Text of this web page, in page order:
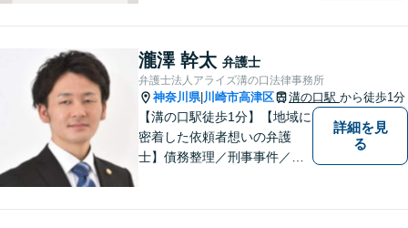
く、「その先の未来」も一緒
に考えてサポートいたしま
す。高齢者や障害のある方へ
のサポートの充実【武蔵溝ノ
口駅5分】【電話・メール・W
EB相談も対応】
瀧澤 幹太 弁護士
弁護士法人アライズ溝の口法律事務所
神奈川県| 川崎市高津区 溝の口駅 から徒歩1分
【溝の口駅徒歩1分】【地域に
密着した依頼者想いの弁護
士】債務整理／刑事事件／離
詳細を見
る